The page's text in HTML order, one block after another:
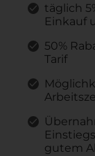
täglich
Einkauf
50%
Tarif
gutem